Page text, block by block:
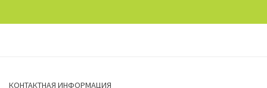
КОНТАКТНАЯ ИНФОРМАЦИЯ